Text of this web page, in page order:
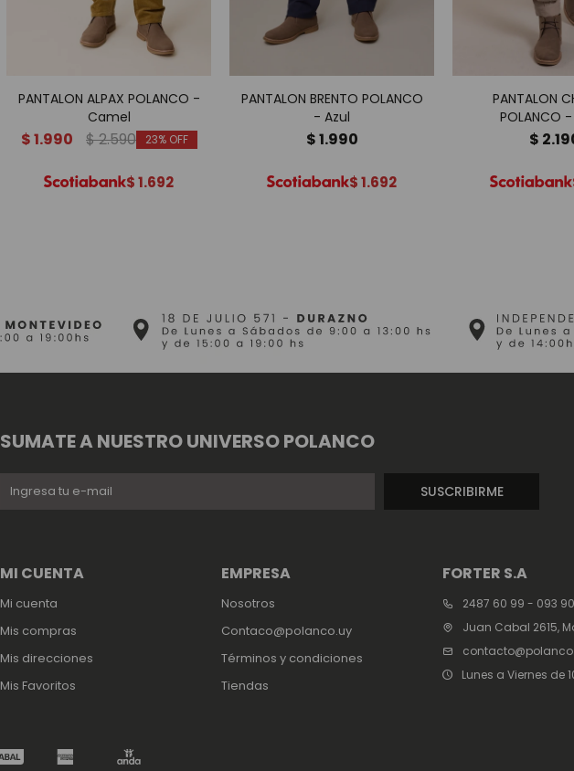
PANTALON ALPAX POLANCO -
Camel
$1.990 $2.590 23
$1.692
PANTALON BRENTO POLANCO
- Azul
$1.990
$1.692
PANTALON
POLANCO
$
FORTER S.A
2487 60 99 - 093
Juan Cabal 2615,
Lunes a Viernes de
EMPRESA
Nosotros
Contaco@polanco.uy
Términos y condiciones
Tiendas
MI CUENTA
Mi cuenta
Mis compras
Mis direcciones
Mis Favoritos
SUMATE A NUESTRO UNIVERSO POLANCO
SUSCRIBIRME